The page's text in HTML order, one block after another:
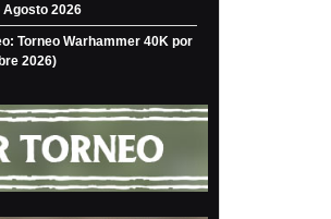
2026
Torneo Warhammer 40K por
2026)